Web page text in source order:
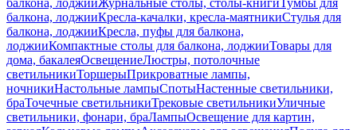
балкона, лоджииЖурнальные столы, столы-книгиТумбы для
балкона, лоджииКресла-качалки, кресла-маятникиСтулья для
балкона, лоджииКресла, пуфы для балкона,
лоджииКомпактные столы для балкона, лоджииТовары для
дома, бакалеяОсвещениеЛюстры, потолочные
светильникиТоршерыПрикроватные лампы,
ночникиНастольные лампыСпотыНастенные светильники,
браТочечные светильникиТрековые светильникиУличные
светильники, фонари, браЛампыОсвещение для картин,